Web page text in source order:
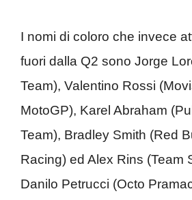
I nomi di coloro che invece
fuori dalla Q2 sono Jorge
Team), Valentino Rossi
MotoGP), Karel Abraham
Team), Bradley Smith (Red
Racing) ed Alex Rins (Team
Danilo Petrucci (Octo